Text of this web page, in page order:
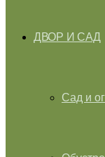
ДВОР И САД
Сад и